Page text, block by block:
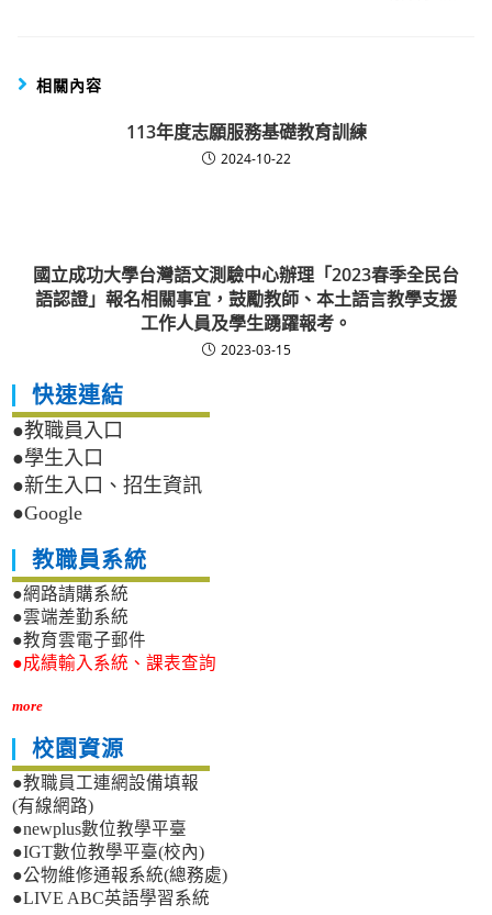
相關內容
113年度志願服務基礎教育訓練
2024-10-22
國立成功大學台灣語文測驗中心辦理「2023春季全民台
語認證」報名相關事宜，鼓勵教師、本土語言教學支援
工作人員及學生踴躍報考。
2023-03-15
快速連結
●教職員入口
●學生入口
●新生入口、招生資訊
●Google
教職員系統
●網路請購系統
●雲端差勤系統
●教育雲電子郵件
●成績輸入系統、課表查詢
more
校園資源
●教職員工連網設備填報
(有線網路)
●newplus數位教學平臺
●IGT數位教學平臺(校內)
●公物維修通報系統(總務處)
●LIVE ABC英語學習系統